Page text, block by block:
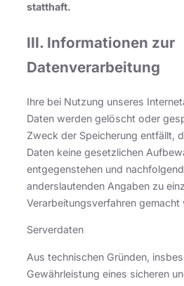
statthaft.
III. Informationen zur
Datenverarbeitung
Ihre bei Nutzung unseres
Daten werden gelöscht oder
Zweck der Speicherung entfällt,
Daten keine gesetzlichen
entgegenstehen und
anderslautenden Angaben zu
Verarbeitungsverfahren gemacht
Serverdaten
Aus technischen Gründen,
Gewährleistung eines sicheren